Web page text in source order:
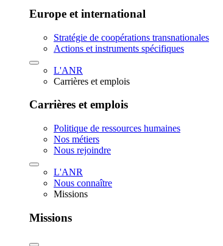
Europe et international
Stratégie de coopérations transnationales
Actions et instruments spécifiques
L'ANR
Carrières et emplois
Carrières et emplois
Politique de ressources humaines
Nos métiers
Nous rejoindre
L'ANR
Nous connaître
Missions
Missions